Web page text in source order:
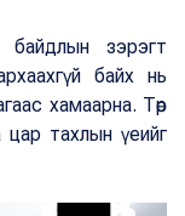
байдлын зэрэгт
байх нь
хамаарна. Төр
тахлын үеийг